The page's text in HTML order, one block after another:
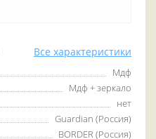
Все характеристики
Мдф
Мдф + зеркало
нет
Guardian (Россия)
BORDER (Россия)